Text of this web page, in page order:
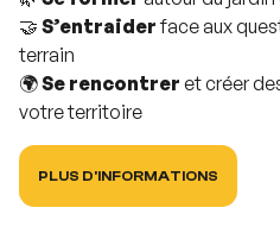
🤝 S’entraiderface aux
terrain
🌍Se rencontrer et créer
votre territoire
PLUS D'INFORMATIONS